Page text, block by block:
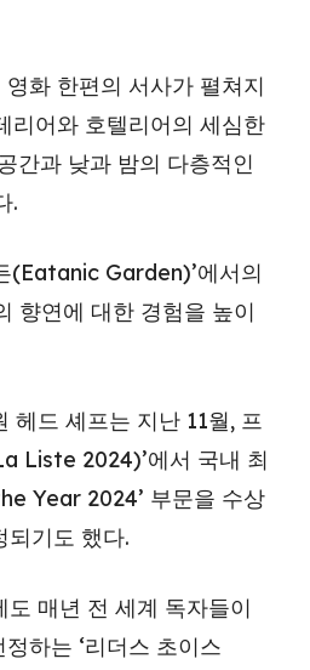
화 한편의 서사가 펼쳐지
리어와 호텔리어의 세심한
간과 낮과 밤의 다층적인
.
(Eatanic Garden)’에서의
향연에 대한 경험을 높이
헤드 셰프는 지난 11월, 프
Liste 2024)’에서 국내 최
Year 2024’ 부문을 수상
되기도 했다.
매년 전 세계 독자들이
하는 ‘리더스 초이스